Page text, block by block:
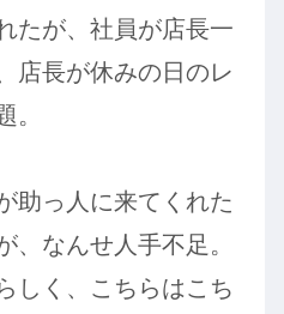
たが、社員が店長一
店長が休みの日のレ
。
助っ人に来てくれた
、なんせ人手不足。
しく、こちらはこち